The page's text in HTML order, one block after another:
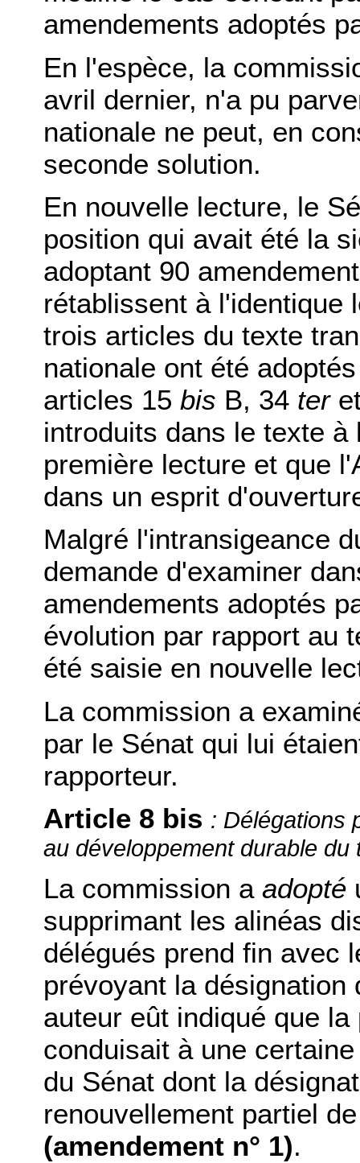
amendements adoptés
En l'espèce, la
avril dernier, n'a pu
nationale ne peut, en
seconde solution.
En nouvelle lecture, le
position qui avait été la
adoptant 90
rétablissent à l'identique
trois articles du texte
nationale ont été
articles 15 bis B, 34 ter
introduits dans le texte
première lecture et que
dans un esprit
Malgré l'intransigeance
demande d'examiner
amendements adoptés
évolution par rapport au
été saisie en nouvelle
La commission a
par le Sénat qui lui
rapporteur.
Article 8 bis : Délégations
au développement durable du
La commission a adopté
supprimant les alinéas
délégués prend fin avec
prévoyant la
auteur eût indiqué que
conduisait à une
du Sénat dont la
renouvellement partiel
(amendement n° 1).